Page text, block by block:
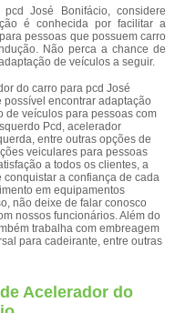
José Bonifácio, considere
é conhecida por facilitar a
pessoas que possuem carro
Não perca a chance de
de veículos a seguir.
do carro para pcd José
possível encontrar adaptação
de veículos para pessoas com
Pcd, acelerador
entre outras opções de
veiculares para pessoas
a todos os clientes, a
a confiança de cada
em equipamentos
não deixe de falar conosco
nossos funcionários. Além do
trabalha com embreagem
para cadeirante, entre outras
Acelerador do